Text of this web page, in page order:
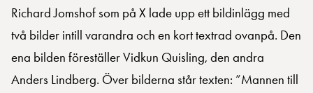
Richard Jomshof som på X lade upp ett bildinlägg med
två bilder intill varandra och en kort textrad ovanpå. Den
ena bilden föreställer Vidkun Quisling, den andra
Anders Lindberg. Över bilderna står texten: ”Mannen till